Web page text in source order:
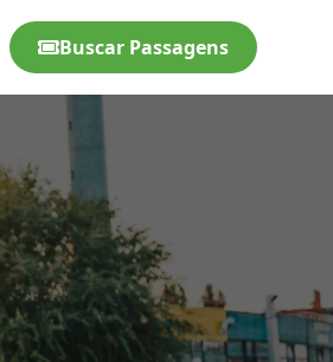
Buscar Passagens